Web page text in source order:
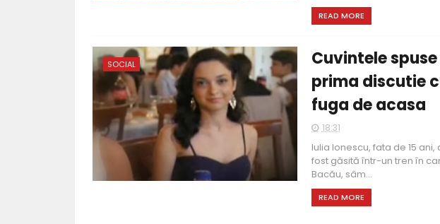
READ MORE
SOCIAL
Cuvintele
prima discutie
fuga de acasa
18:31
Iulia Ionescu, fata de 15
fost găsită într-un tren în
Bacău, sâm...
READ MORE